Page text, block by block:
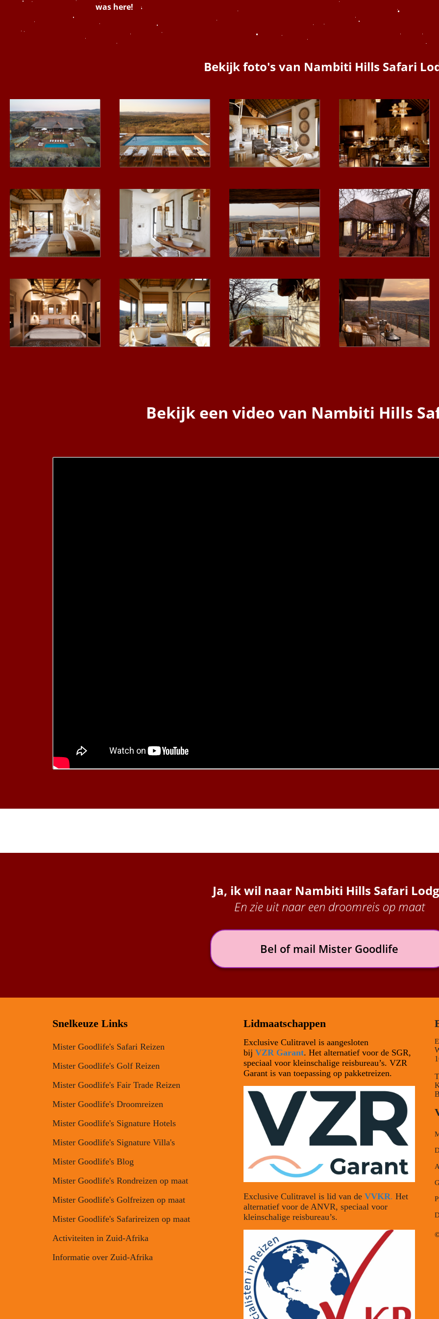
was here!
Bekijk foto's van Nambiti Hills Safari
Bekijk een video van Nambiti Hills
Ja, ik wil naarNambiti Hills Safari
En zie uit naar een droomreis op maat
Bel of mail Mister Goodlife
Snelkeuze Links
Mister Goodlife's Safari Reizen
Mister Goodlife's Golf Reizen
Mister Goodlife's Fair Trade Reizen
Mister Goodlife's Droomreizen
Mister Goodlife's Signature Hotels
Mister Goodlife's Signature Villa's
Mister Goodlife's Blog
Mister Goodlife's Rondreizen op maat
Mister Goodlife's Golfreizen op maat
Mister Goodlife's Safarireizen op maat
Activiteiten in Zuid-Afrika
Informatie over Zuid-Afrika
Lidmaatschappen
Exclusive Culitravel is aangesloten
bij VZR Garant. Het alternatief voor de SGR,
speciaal voor kleinschalige reisbureau’s. VZR
Garant is van toepassing op pakketreizen.
Exclusive Culitravel is lid van de VVKR. Het
alternatief voor de ANVR, speciaal voor
kleinschalige reisbureau’s.